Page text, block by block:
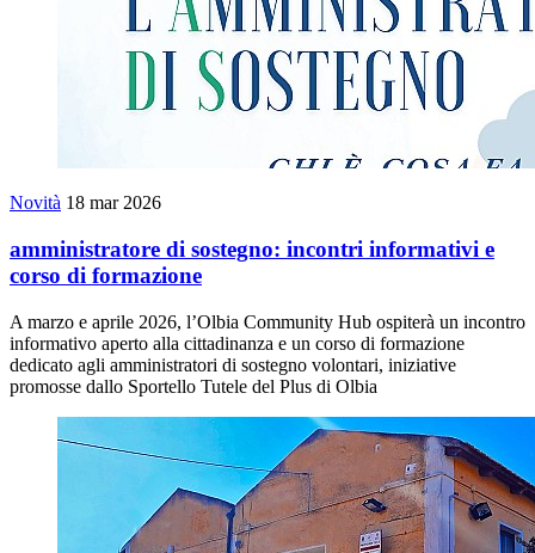
Novità 18 mar 2026
amministratore di sostegno: incontri informativi e
corso di formazione
A marzo e aprile 2026, l’Olbia Community Hub ospiterà un incontro
informativo aperto alla cittadinanza e un corso di formazione
dedicato agli amministratori di sostegno volontari, iniziative
promosse dallo Sportello Tutele del Plus di Olbia